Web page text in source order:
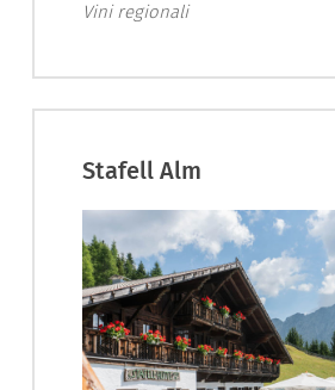
Vini regionali
Stafell Alm